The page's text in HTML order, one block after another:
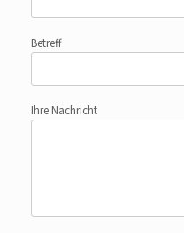
Betreff
Ihre Nachricht